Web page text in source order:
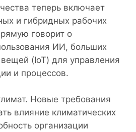
теперь включает
и гибридных рабочих
говорит о
ИИ, больших
(IoT) для управления
и процессов.
Новые требования
влияние климатических
организации